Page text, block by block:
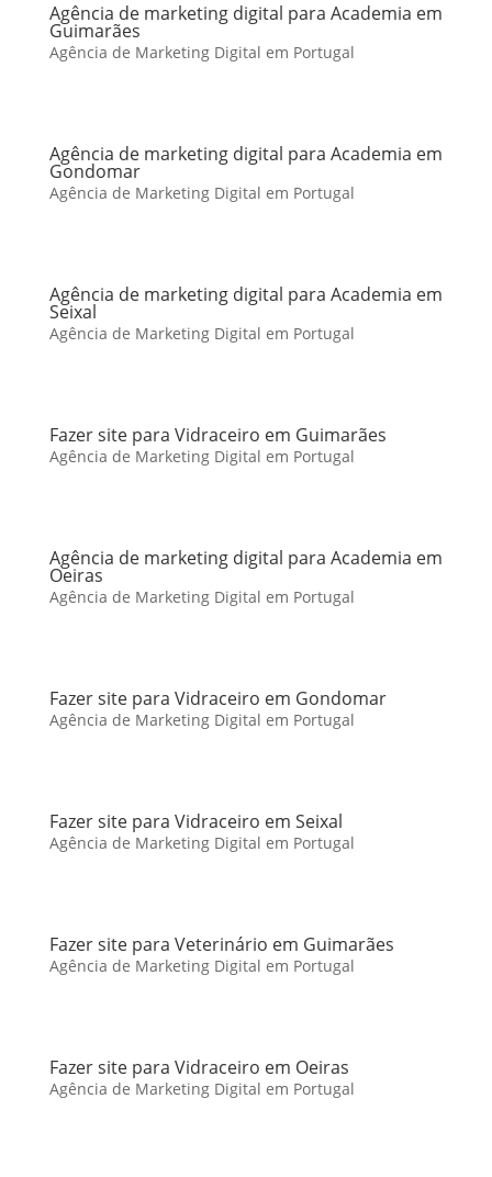
Agência de marketing digital para Academia em
Guimarães
Agência de Marketing Digital em Portugal
Agência de marketing digital para Academia em
Gondomar
Agência de Marketing Digital em Portugal
Agência de marketing digital para Academia em
Seixal
Agência de Marketing Digital em Portugal
Fazer site para Vidraceiro em Guimarães
Agência de Marketing Digital em Portugal
Agência de marketing digital para Academia em
Oeiras
Agência de Marketing Digital em Portugal
Fazer site para Vidraceiro em Gondomar
Agência de Marketing Digital em Portugal
Fazer site para Vidraceiro em Seixal
Agência de Marketing Digital em Portugal
Fazer site para Veterinário em Guimarães
Agência de Marketing Digital em Portugal
Fazer site para Vidraceiro em Oeiras
Agência de Marketing Digital em Portugal